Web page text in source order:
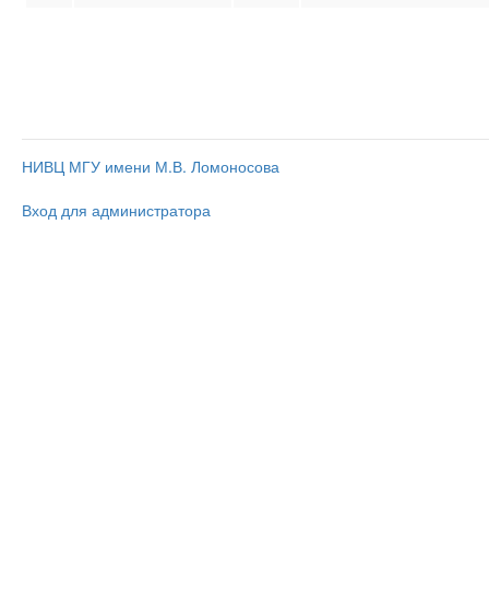
НИВЦ МГУ имени М.В. Ломоносова
Вход для администратора